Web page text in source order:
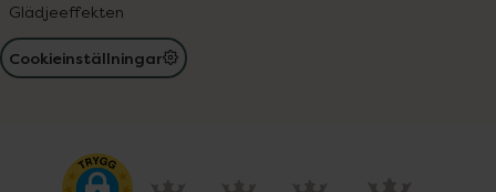
Glädjeeffekten
Cookieinställningar